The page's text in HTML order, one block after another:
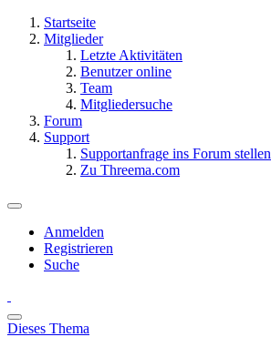
Startseite
Mitglieder
Letzte Aktivitäten
Benutzer online
Team
Mitgliedersuche
Forum
Support
Supportanfrage ins Forum stellen
Zu Threema.com
Anmelden
Registrieren
Suche
Dieses Thema